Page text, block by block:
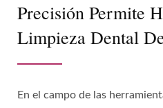
Precisión Permite
Limpieza Dental
En el campo de las